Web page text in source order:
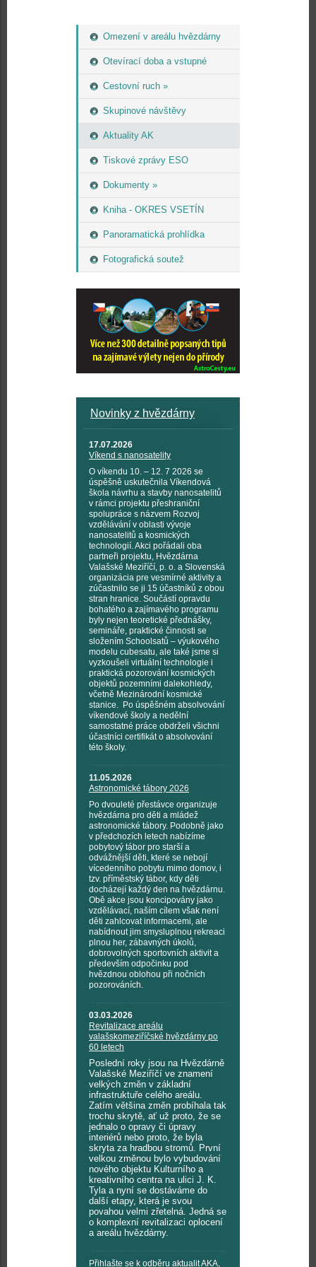
Omezení v areálu hvězdárny
Otevírací doba a vstupné
Cestovní ruch »
Skupinové návštěvy
Aktuality AK
Tiskové zprávy ESO
Dokumenty »
Kniha - OKRES VSETÍN
Panoramatická prohlídka
Fotografická soutež
Novinky z hvězdárny
17.07.2026
Víkend s nanosatelity
O víkendu 10. – 12. 7 2026 se
úspěšně uskutečnila Víkendová
škola návrhu a stavby nanosatelitů
v rámci projektu přeshraniční
spolupráce s názvem Rozvoj
vzdělávání v oblasti vývoje
nanosatelitů a kosmických
technologií. Akci pořádali oba
partneři projektu, Hvězdárna
Valašské Meziříčí, p. o. a Slovenská
organizácia pre vesmírné aktivity a
zúčastnilo se ji 15 účastníků z obou
stran hranice. Součástí opravdu
bohatého a zajímavého programu
byly nejen teoretické přednášky,
semináře, praktické činnosti se
složením Schoolsatů – výukového
modelu cubesatu, ale také jsme si
vyzkoušeli virtuální technologie i
praktická pozorování kosmických
objektů pozemními dalekohledy,
včetně Mezinárodní kosmické
stanice. Po úspěšném absolvování
víkendové školy a nedělní
samostatné práce obdrželi všichni
účastníci certifikát o absolvování
této školy.
11.05.2026
Astronomické tábory 2026
Po dvouleté přestávce organizuje
hvězdárna pro děti a mládež
astronomické tábory. Podobně jako
v předchozích letech nabízíme
pobytový tábor pro starší a
odvážnější děti, které se nebojí
vícedenního pobytu mimo domov, i
tzv. příměstský tábor, kdy děti
docházejí každý den na hvězdárnu.
Obě akce jsou koncipovány jako
vzdělávací, naším cílem však není
děti zahlcovat informacemi, ale
nabídnout jim smysluplnou rekreaci
plnou her, zábavných úkolů,
dobrovolných sportovních aktivit a
především odpočinku pod
hvězdnou oblohou při nočních
pozorováních.
03.03.2026
Revitalizace areálu
valašskomeziříčské hvězdárny po
60 letech
Poslední roky jsou na Hvězdárně
Valašské Meziříčí ve znamení
velkých změn v základní
infrastruktuře celého areálu.
Zatím většina změn probíhala tak
trochu skrytě, ať už proto, že se
jednalo o opravy či úpravy
interiérů nebo proto, že byla
skryta za hradbou stromů. První
velkou změnou bylo vybudování
nového objektu Kulturního a
kreativního centra na ulici J. K.
Tyla a nyní se dostáváme do
další etapy, která je svou
povahou velmi zřetelná. Jedná se
o komplexní revitalizaci oplocení
a areálu hvězdárny.
Přihlašte se k odběru aktualit AKA,